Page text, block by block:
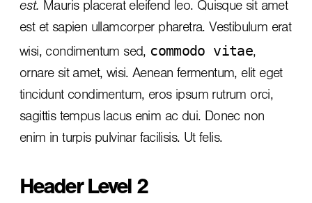
est. Mauris placerat eleifend leo. Quisque sit amet
est et sapien ullamcorper pharetra. Vestibulum erat
wisi, condimentum sed, commodo vitae,
ornare sit amet, wisi. Aenean fermentum, elit eget
tincidunt condimentum, eros ipsum rutrum orci,
sagittis tempus lacus enim ac dui. Donec non
enim in turpis pulvinar facilisis. Ut felis.
Header Level 2